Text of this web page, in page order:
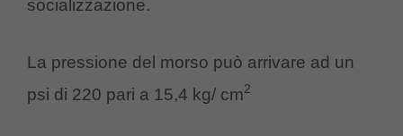
socializzazione.
La pressione del morso può arrivare ad un
psi di 220 pari a 15,4 kg/ cm2